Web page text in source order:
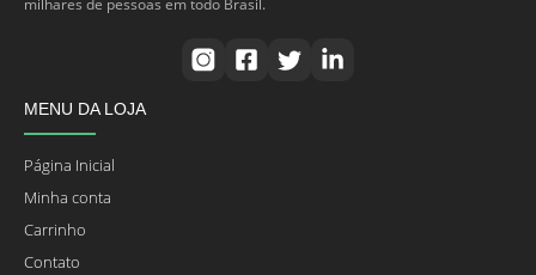
milhares de pessoas em todo Brasil.
MENU DA LOJA
Página Inicial
Minha conta
Carrinho
Contato